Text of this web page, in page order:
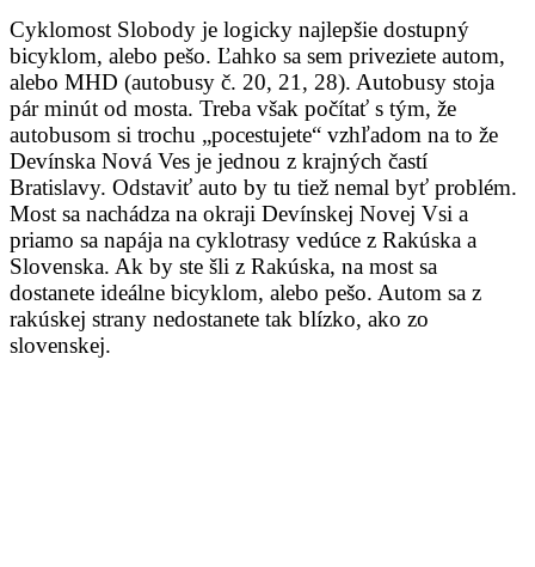
Cyklomost Slobody je logicky najlepšie dostupný
bicyklom, alebo pešo. Ľahko sa sem priveziete autom,
alebo MHD (autobusy č. 20, 21, 28). Autobusy stoja
pár minút od mosta. Treba však počítať s tým, že
autobusom si trochu „pocestujete“ vzhľadom na to že
Devínska Nová Ves je jednou z krajných častí
Bratislavy. Odstaviť auto by tu tiež nemal byť problém.
Most sa nachádza na okraji Devínskej Novej Vsi a
priamo sa napája na cyklotrasy vedúce z Rakúska a
Slovenska. Ak by ste šli z Rakúska, na most sa
dostanete ideálne bicyklom, alebo pešo. Autom sa z
rakúskej strany nedostanete tak blízko, ako zo
slovenskej.